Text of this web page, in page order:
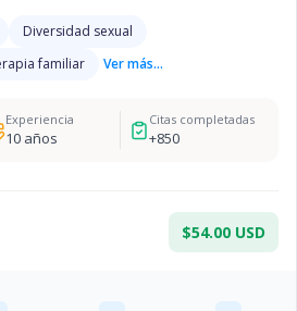
Diversidad sexual
familiar Ver más...
Experiencia
10años
Citas completadas
+850
$54.00 USD